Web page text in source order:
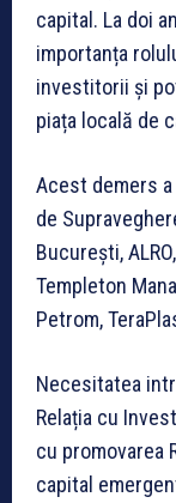
capital. La doi
importanța
investitorii și
piața locală de
Acest demers
de
București,
Templeton
Petrom,
Necesitatea
Relația cu
cu promovarea
capital